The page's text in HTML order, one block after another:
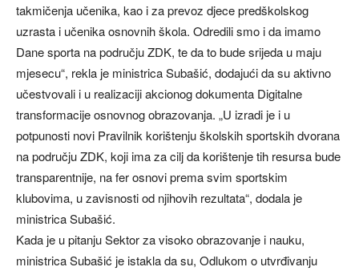
takmičenja učenika, kao i za prevoz djece predškolskog
uzrasta i učenika osnovnih škola. Odredili smo i da imamo
Dane sporta na području ZDK, te da to bude srijeda u maju
mjesecu“, rekla je ministrica Subašić, dodajući da su aktivno
učestvovali i u realizaciji akcionog dokumenta Digitalne
transformacije osnovnog obrazovanja. „U izradi je i u
potpunosti novi Pravilnik korištenju školskih sportskih dvorana
na području ZDK, koji ima za cilj da korištenje tih resursa bude
transparentnije, na fer osnovi prema svim sportskim
klubovima, u zavisnosti od njihovih rezultata“, dodala je
ministrica Subašić.
Kada je u pitanju Sektor za visoko obrazovanje i nauku,
ministrica Subašić je istakla da su, Odlukom o utvrđivanju